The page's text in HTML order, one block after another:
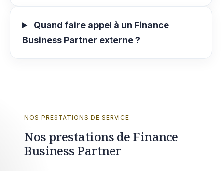
Quand faire appel à un Finance
Business Partner externe ?
NOS PRESTATIONS DE SERVICE
Nos prestations de Finance
Business Partner